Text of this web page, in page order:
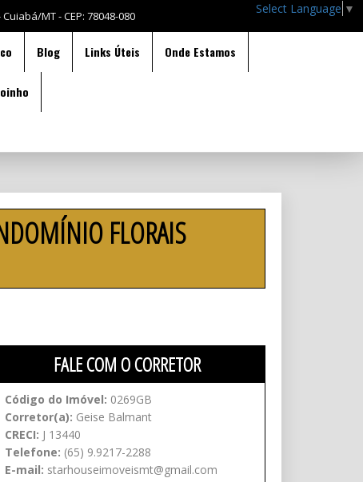
Select Language ▼
MT - CEP: 78048-080
Blog Links Úteis Onde Estamos
FLORAIS
FALE COM O CORRETOR
Código do Imóvel: 0269GB
Corretor(a): Geise Balmant
CRECI: J 13440
Telefone: (65) 9.9217-2288
E-mail: starhouseimoveismt@gmail.com